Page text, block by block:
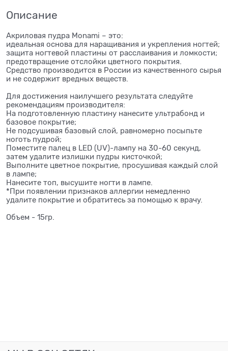
Описание
Акриловая пудра Monami – это:
идеальная основа для наращивания и укрепления ногтей;
защита ногтевой пластины от расслаивания и ломкости;
предотвращение отслойки цветного покрытия.
Средство производится в России из качественного сырья
и не содержит вредных веществ.
Для достижения наилучшего результата следуйте
рекомендациям производителя:
На подготовленную пластину нанесите ультрабонд и
базовое покрытие;
Не подсушивая базовый слой, равномерно посыпьте
ноготь пудрой;
Поместите палец в LED (UV)-лампу на 30-60 секунд,
затем удалите излишки пудры кисточкой;
Выполните цветное покрытие, просушивая каждый слой
в лампе;
Нанесите топ, высушите ногти в лампе.
*При появлении признаков аллергии немедленно
удалите покрытие и обратитесь за помощью к врачу.
Объем - 15гр.